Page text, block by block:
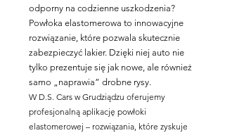
odporny na codzienne uszkodzenia?
Powłoka elastomerowa to innowacyjne
rozwiązanie, które pozwala skutecznie
zabezpieczyć lakier. Dzięki niej auto nie
tylko prezentuje się jak nowe, ale również
samo „naprawia” drobne rysy.
W D.S. Cars w Grudziądzu oferujemy
profesjonalną aplikację powłoki
elastomerowej – rozwiązania, które zyskuje